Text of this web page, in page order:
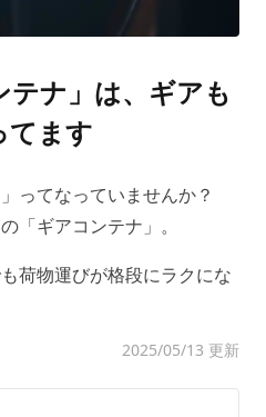
ナ」は、ギアも
てます
ってなっていませんか？
「ギアコンテナ」。
荷物運びが格段にラクにな
2025/05/13 更新